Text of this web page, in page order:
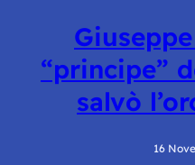
“principe”
salvò
16